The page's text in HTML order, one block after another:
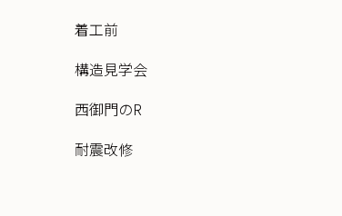
着工前
構造見学会
西御門のR
耐震改修